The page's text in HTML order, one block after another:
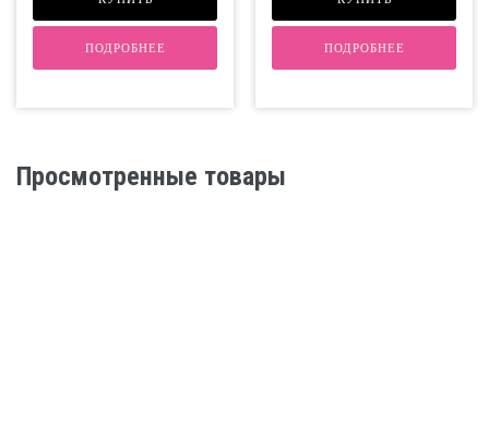
ПОДРОБНЕЕ ПОДРОБНЕЕ
Просмотренные товары